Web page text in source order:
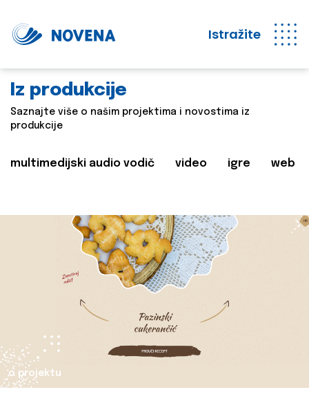
Istražite
Iz produkcije
Saznajte više o našim projektima i novostima iz
produkcije
multimedijski audio vodič video igre web
o projektu